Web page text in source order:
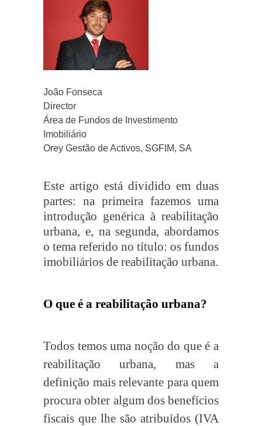
João Fonseca
Director
Área de Fundos de Investimento
Imobiliário
Orey Gestão de Activos, SGFIM, SA
Este artigo está dividido em duas
partes: na primeira fazemos uma
introdução genérica à reabilitação
urbana, e, na segunda, abordamos
o tema referido no título: os fundos
imobiliários de reabilitação urbana.
O que é a reabilitação urbana?
Todos temos uma noção do que é a
reabilitação urbana, mas a
definição mais relevante para quem
procura obter algum dos benefícios
fiscais que lhe são atribuídos (IVA